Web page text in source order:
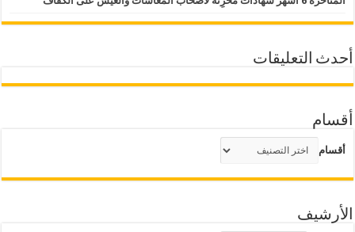
أحدث التعليقات
أقسام
أقسام
الأرشيف